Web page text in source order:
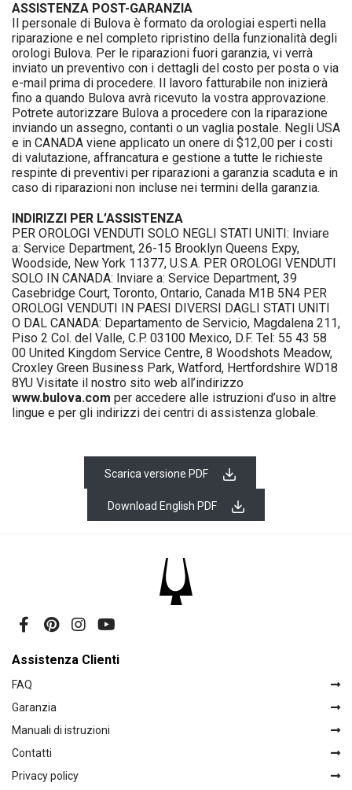
ASSISTENZA POST-GARANZIA
Il personale di Bulova è formato da orologiai esperti nella
riparazione e nel completo ripristino della funzionalità degli
orologi Bulova. Per le riparazioni fuori garanzia, vi verrà
inviato un preventivo con i dettagli del costo per posta o via
e-mail prima di procedere. Il lavoro fatturabile non inizierà
fino a quando Bulova avrà ricevuto la vostra approvazione.
Potrete autorizzare Bulova a procedere con la riparazione
inviando un assegno, contanti o un vaglia postale. Negli USA
e in CANADA viene applicato un onere di $12,00 per i costi
di valutazione, affrancatura e gestione a tutte le richieste
respinte di preventivi per riparazioni a garanzia scaduta e in
caso di riparazioni non incluse nei termini della garanzia.
INDIRIZZI PER L’ASSISTENZA
PER OROLOGI VENDUTI SOLO NEGLI STATI UNITI: Inviare
a: Service Department, 26-15 Brooklyn Queens Expy,
Woodside, New York 11377, U.S.A. PER OROLOGI VENDUTI
SOLO IN CANADA: Inviare a: Service Department, 39
Casebridge Court, Toronto, Ontario, Canada M1B 5N4 PER
OROLOGI VENDUTI IN PAESI DIVERSI DAGLI STATI UNITI
O DAL CANADA: Departamento de Servicio, Magdalena 211,
Piso 2 Col. del Valle, C.P. 03100 Mexico, D.F. Tel: 55 43 58
00 United Kingdom Service Centre, 8 Woodshots Meadow,
Croxley Green Business Park, Watford, Hertfordshire WD18
8YU Visitate il nostro sito web all’indirizzo
www.bulova.com per accedere alle istruzioni d’uso in altre
lingue e per gli indirizzi dei centri di assistenza globale.
Scarica versione PDF
Download English PDF
Assistenza Clienti
FAQ
Garanzia
Manuali di istruzioni
Contatti
Privacy policy